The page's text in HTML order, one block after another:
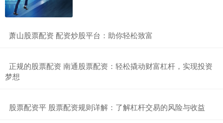
​萧山股票配资 配资炒股平台：助你轻松致富
​正规的股票配资 南通股票配资：轻松撬动财富杠杆，实现投资
梦想
​股票配资平 股票配资规则详解：了解杠杆交易的风险与收益